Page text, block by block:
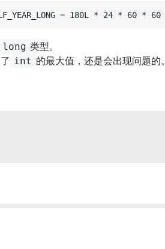
long 类型。
int 的最大值，还是会出现问题的。